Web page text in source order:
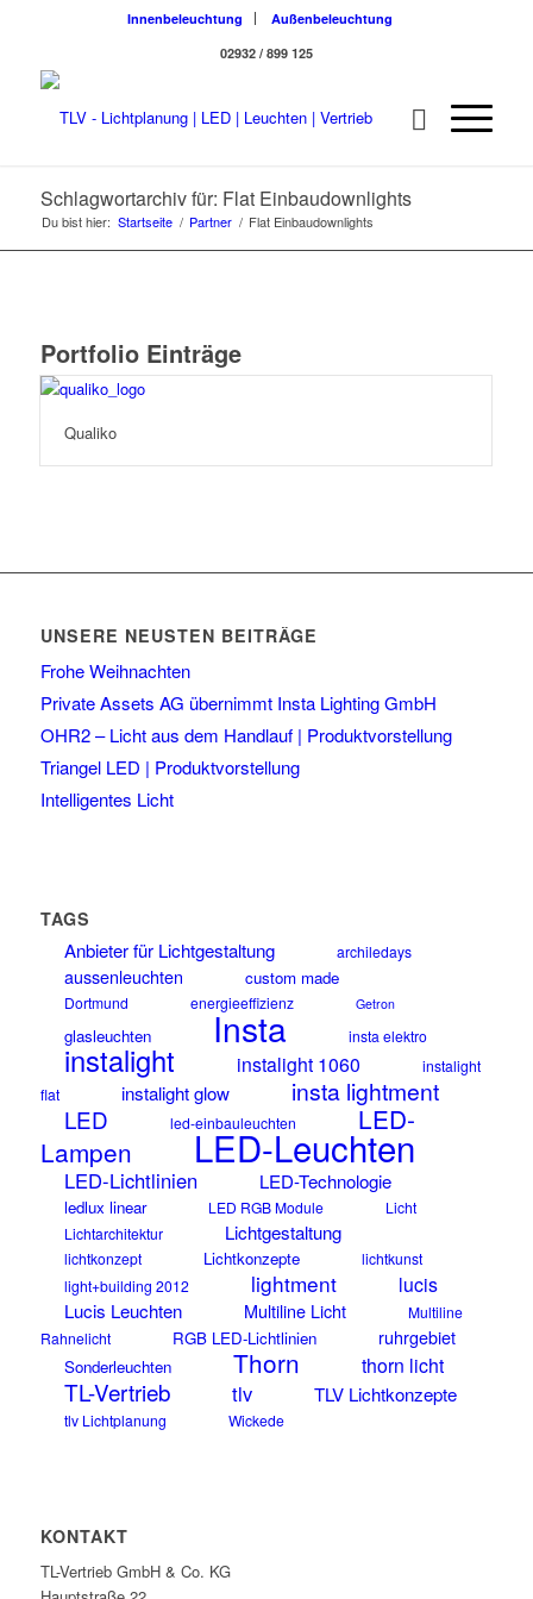
Innenbeleuchtung
Außenbeleuchtung
02932 / 899 125
Schlagwortarchiv für: Flat Einbaudownlights
Du bist hier: Startseite / Partner / Flat Einbaudownlights
Portfolio Einträge
Qualiko
UNSERE NEUSTEN BEITRÄGE
Frohe Weihnachten
Private Assets AG übernimmt Insta Lighting GmbH
OHR2 – Licht aus dem Handlauf | Produktvorstellung
Triangel LED | Produktvorstellung
Intelligentes Licht
TAGS
Anbieter für Lichtgestaltung archiledays
aussenleuchten custom made
Dortmund energieeffizienz Getron
glasleuchten Insta insta elektro
instalight instalight 1060
instalight
flat
instalight glow
insta lightment
LED
led-einbauleuchten
LED-
Lampen
LED-Leuchten
LED-Lichtlinien LED-Technologie
ledlux linear LED RGB Module
Licht
Lichtarchitektur
Lichtgestaltung
lichtkonzept Lichtkonzepte
lichtkunst
light+building 2012
lightment lucis
Lucis Leuchten Multiline Licht
Multiline
Rahnelicht
RGB LED-Lichtlinien ruhrgebiet
Sonderleuchten Thorn thorn licht
TL-Vertrieb tlv TLV Lichtkonzepte
tlv Lichtplanung Wickede
KONTAKT
TL-Vertrieb GmbH & Co. KG